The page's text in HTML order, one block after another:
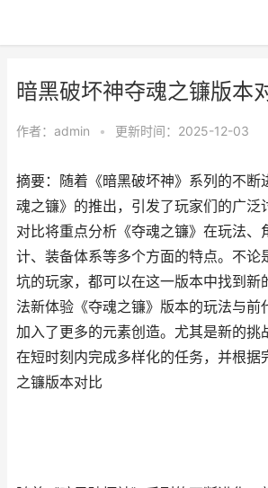
暗黑破坏神夺魂之镰版本
作者： admin • 更新时间：2025-12-03
摘要：随着《暗黑破坏神》系列的不断
魂之镰》的推出，引发了玩家们的广泛
对比将重点分析《夺魂之镰》在玩法、
计、装备体系等多个方面的特点。不论
坑的玩家，都可以在这一版本中找到新
法新体验《夺魂之镰》版本的玩法与前
加入了更多的元素创造。尤其是新的挑
在短时刻内完成多样化的任务，并根据
之镰版本对比